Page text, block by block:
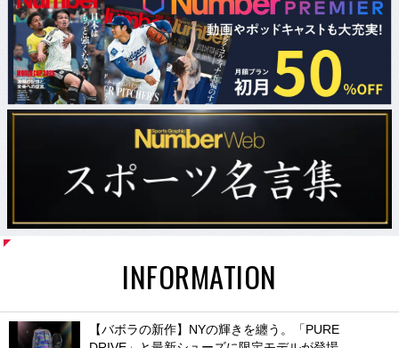
INFORMATION
【バボラの新作】NYの輝きを纏う。「PURE